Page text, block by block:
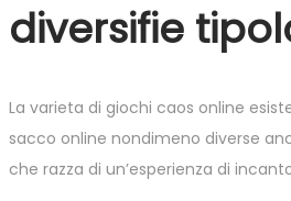
diversifie
La varieta di giochi caos online
sacco online nondimeno diverse
che razza di un’esperienza di